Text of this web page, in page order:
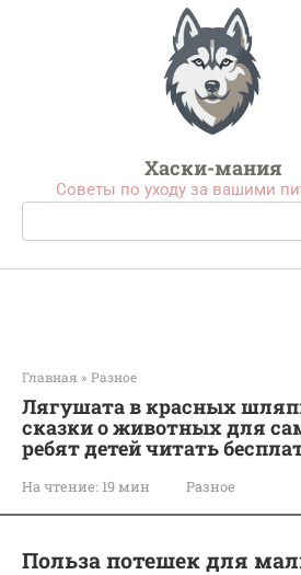
Хаски-мания
Советы по уходу за вашими
Поиск:
Главная » Разное
Лягушата в красных
сказки о животных для
ребят детей читать
На чтение: 19 мин Разное
Польза потешек для